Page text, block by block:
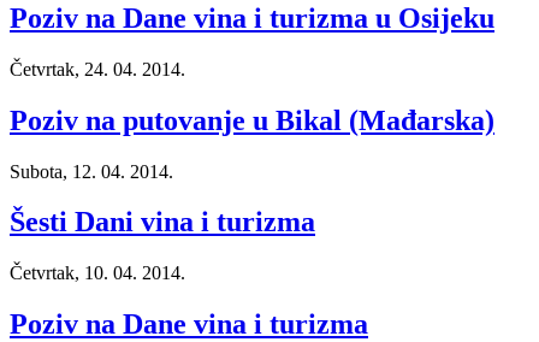
Poziv na Dane vina i turizma u Osijeku
Četvrtak, 24. 04. 2014.
Poziv na putovanje u Bikal (Mađarska)
Subota, 12. 04. 2014.
Šesti Dani vina i turizma
Četvrtak, 10. 04. 2014.
Poziv na Dane vina i turizma